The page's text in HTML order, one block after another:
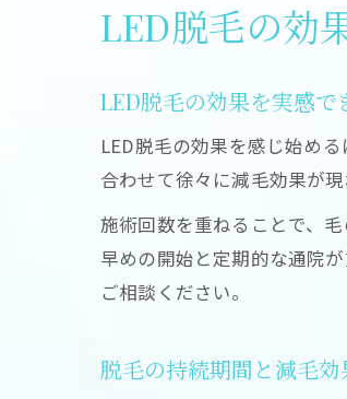
LED脱毛の効
LED脱毛の効果を実感で
LED脱毛の効果を感じ始め
合わせて徐々に減毛効果が
施術回数を重ねることで、
早めの開始と定期的な通院
ご相談ください。
脱毛の持続期間と減毛効